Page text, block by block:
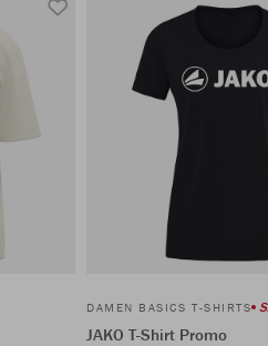
DAMEN BASICS T-SHIRTS
JAKO T-Shirt Promo